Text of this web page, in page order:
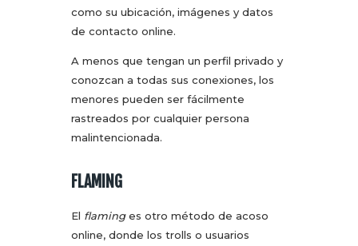
como su ubicación, imágenes y datos
de contacto online.
A menos que tengan un perfil privado y
conozcan a todas sus conexiones, los
menores pueden ser fácilmente
rastreados por cualquier persona
malintencionada.
FLAMING
El flaminges otro método de acoso
online, donde los trolls o usuarios